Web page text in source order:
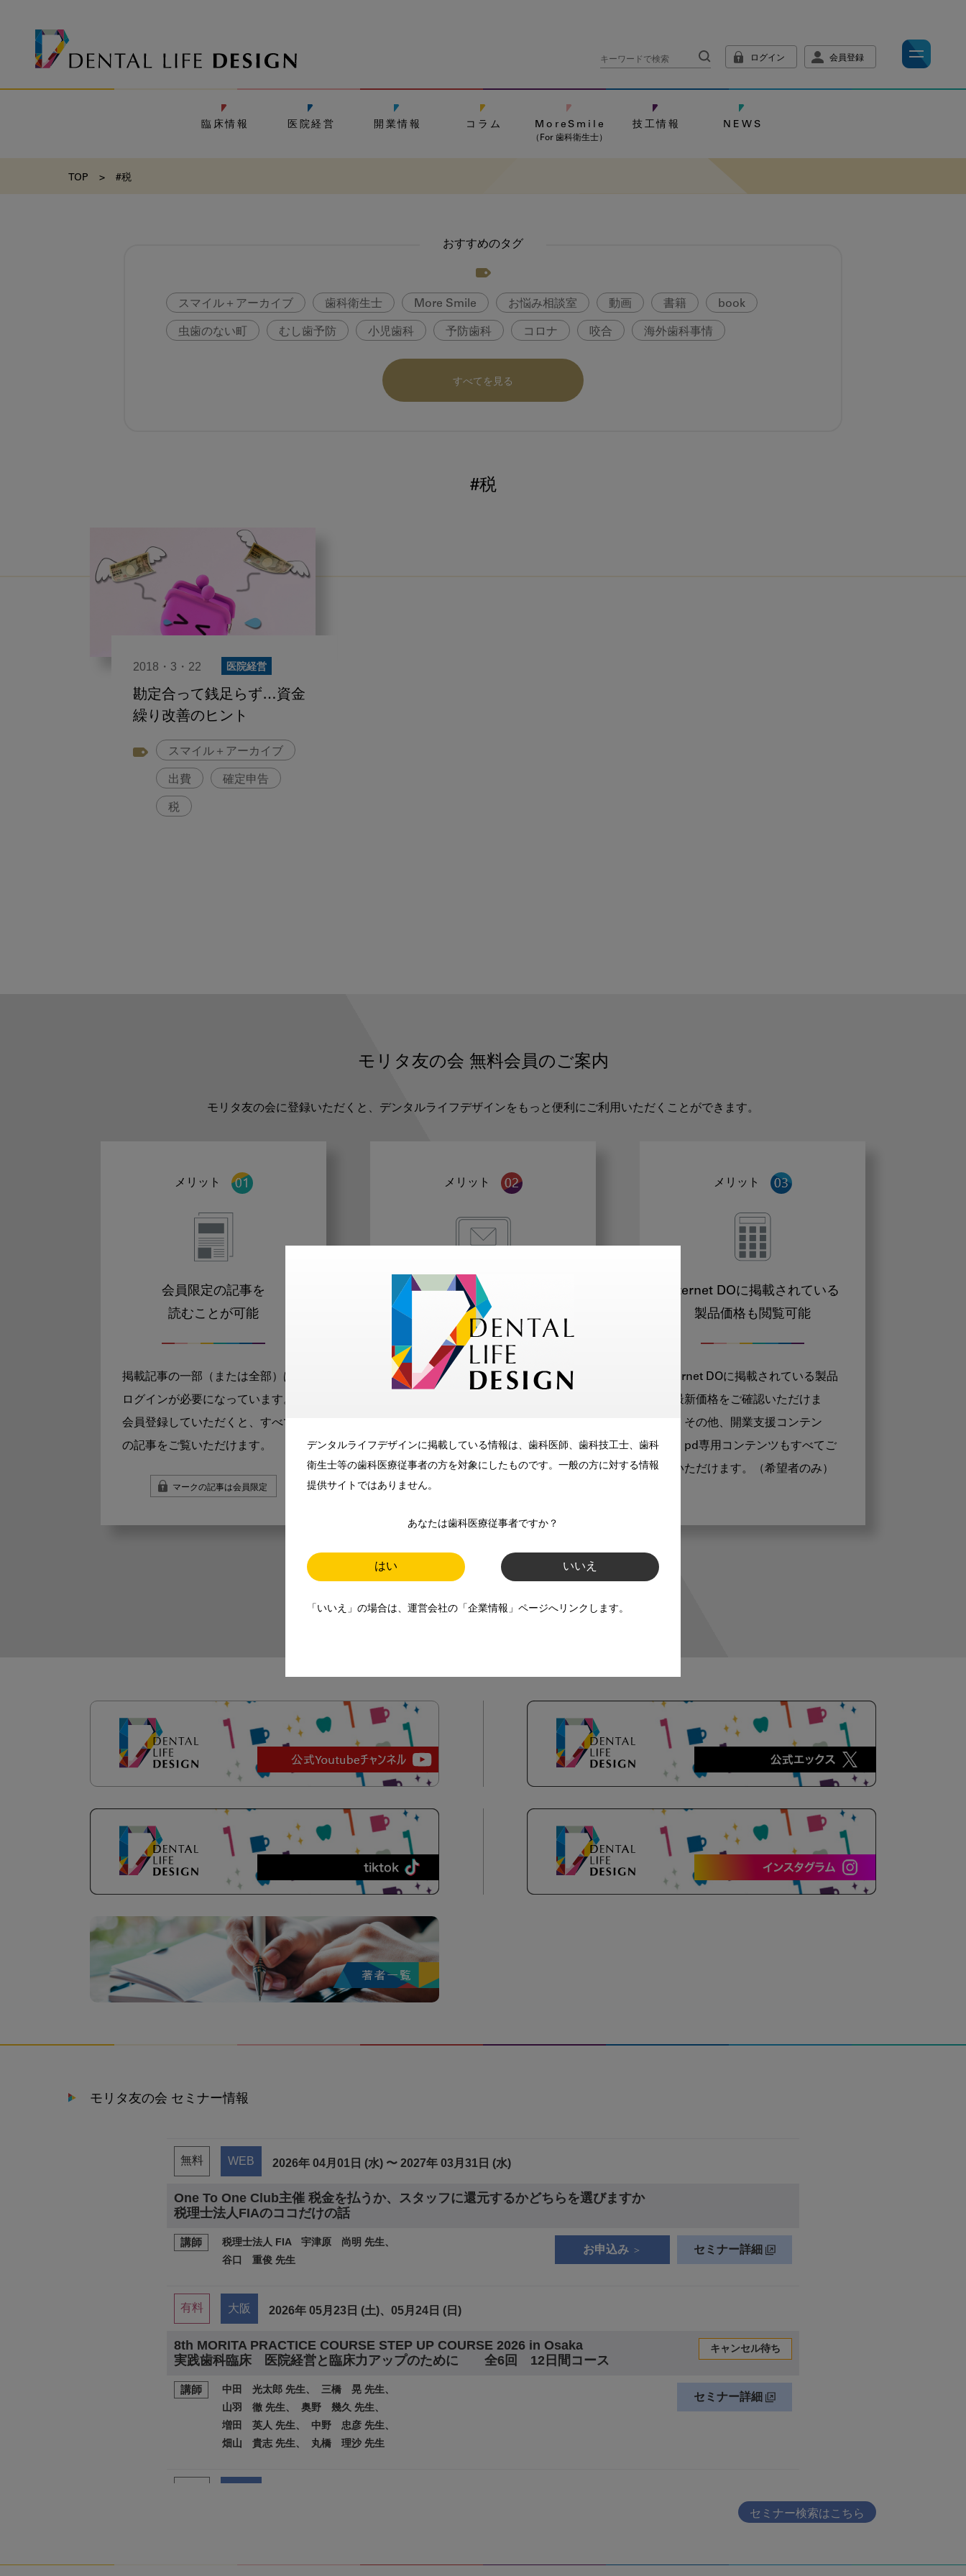
デンタルライフデザインに掲載している情報は、歯科医師、歯科技工士、歯科
衛生士等の歯科医療従事者の方を対象にしたものです。一般の方に対する情報
提供サイトではありません。
あなたは歯科医療従事者ですか？
はい いいえ
「いいえ」の場合は、運営会社の「企業情報」ページへリンクします。
ログイン 会員登録
臨床情報 医院経営 開業情報 コラム MoreSmile
（For 歯科衛生士）
技工情報 NEWS
TOP > #税
おすすめのタグ
スマイル＋アーカイブ 歯科衛生士 More Smile お悩み相談室 動画 書籍 book
虫歯のない町 むし歯予防 小児歯科 予防歯科 コロナ 咬合 海外歯科事情
医科歯科連携 口腔機能発達不全症
歯科医院経営 感染予防
すべてを見る
#税
2018・3・22 医院経営
勘定合って銭足らず…資金
繰り改善のヒント
スマイル＋アーカイブ
出費 確定申告
税
モリタ友の会 無料会員のご案内
モリタ友の会に登録いただくと、デンタルライフデザインをもっと便利にご利用いただくことができます。
メリット
会員限定の記事を
読むことが可能
掲載記事の一部（または全部）は
ログインが必要になっています。
会員登録していただくと、すべて
の記事をご覧いただけます。
マークの記事は会員限定
メリット
歯科に関するお役立ち情報を
メールマガジンでお届け
ご登録いただいた職種（歯科医
お届けします。
メリット
Internet DOに掲載されている
製品価格も閲覧可能
Internet DOに掲載されている製品
の最新価格をご確認いただけま
す。その他、開業支援コンテン
ツ、pd専用コンテンツもすべてご
覧いただけます。（希望者のみ）
新規登録
モリタ友の会 セミナー情報
セミナー検索はこちら